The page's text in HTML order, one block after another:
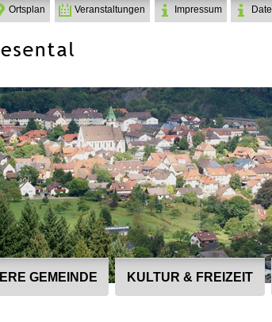
Ortsplan Veranstaltungen Impressum
GEMEINDE KULTUR & FREIZEIT